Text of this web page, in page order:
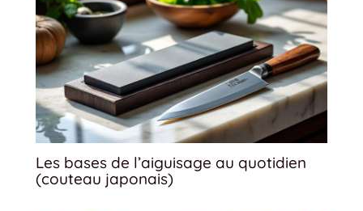
Les bases de l’aiguisage au quotidien
(couteau japonais)